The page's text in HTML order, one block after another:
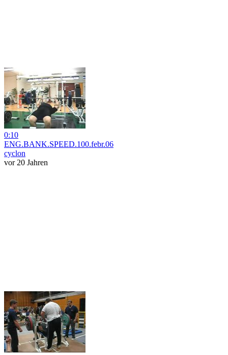
0:10
ENG.BANK.SPEED.100.febr.06
cyclon
vor 20 Jahren